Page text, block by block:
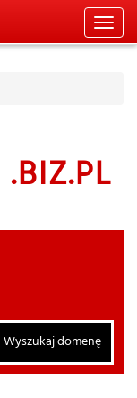
.BIZ.PL
Wyszukaj domenę